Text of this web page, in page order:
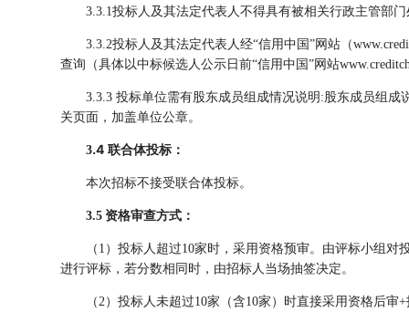
3.3.1投标人及其法定代表人不得具有被相关行政主管部
3.3.2投标人及其法定代表人经“信用中国”网站（
查询（具体以中标候选人公示日前“信用中国”网站
3.3.3 投标单位需有股东成员组成情况说明 :股东成员组成
关页面，加盖单位公章。
3.4 联合体投标：
本次招标不接受联合体投标。
3.5 资格审查方式：
（ 1）投标人超过10家时，采用资格预审。由评标小组
进行评标，若分数相同时，由招标人当场抽签决定。
（2）投标人未超过10家（含10家）时直接采用资格后